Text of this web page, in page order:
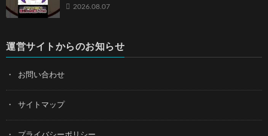
2026.08.07
運営サイトからのお知らせ
お問い合わせ
サイトマップ